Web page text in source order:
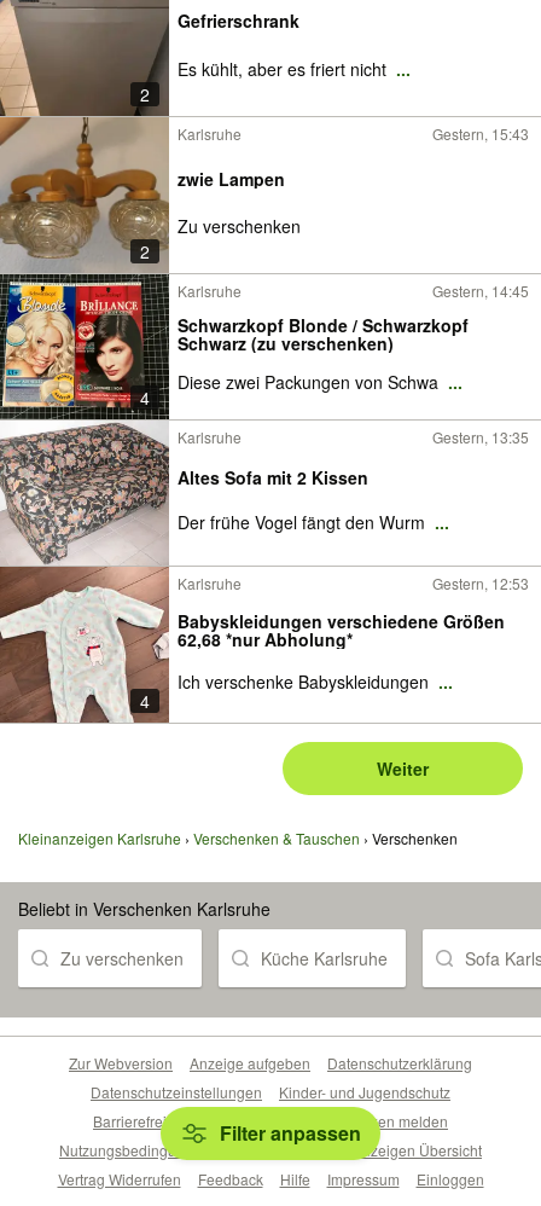
2
Gefrierschrank
Es kühlt, aber es friert nicht ...
2
Karlsruhe Gestern, 15:43
zwie Lampen
Zu verschenken
4
Karlsruhe Gestern, 14:45
Schwarzkopf Blonde / Schwarzkopf
Schwarz (zu verschenken)
Diese zwei Packungen von Schwa ...
Karlsruhe Gestern, 13:35
Altes Sofa mit 2 Kissen
Der frühe Vogel fängt den Wurm ...
4
Karlsruhe Gestern, 12:53
Babyskleidungen verschiedene Größen
62,68 *nur Abholung*
Ich verschenke Babyskleidungen ...
Weiter
Kleinanzeigen Karlsruhe Verschenken & Tauschen Verschenken
Beliebt in Verschenken Karlsruhe
Zu verschenken Küche Karlsruhe Sofa
Filter anpassen
Zur Webversion Anzeige aufgeben
Datenschutzerklärung
Datenschutzeinstellungen
Kinder- und Jugendschutz
Barrierefreiheitserklärung
Sicherheitslücken melden
Nutzungsbedingungen
Beliebte Suchen
Anzeigen Übersicht
Vertrag Widerrufen
Feedback Hilfe Impressum Einloggen